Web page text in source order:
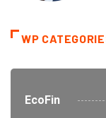
WP
EcoFin